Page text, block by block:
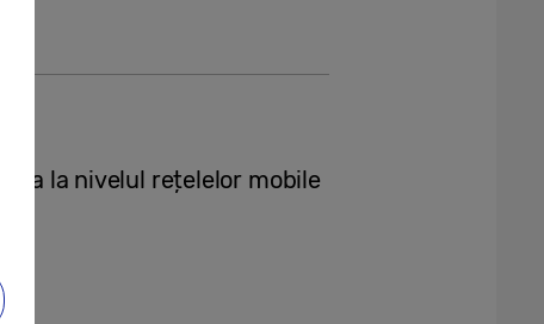
la nivelul rețelelor mobile